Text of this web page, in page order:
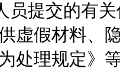
提交的有关
虚假材料、
处理规定》